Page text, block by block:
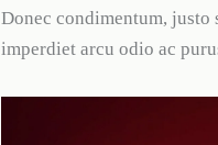
Donec condimentum, justo
imperdiet arcu odio ac